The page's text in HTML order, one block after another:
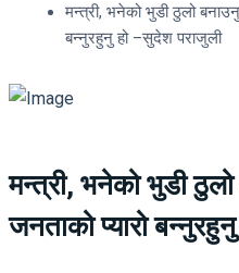
मन्त्री, भनेको भुडी ठुलो
बन्नुरहुनु हो –सुदेश पराजुली
मन्त्री, भनेको भुडी
जनताको प्यारो